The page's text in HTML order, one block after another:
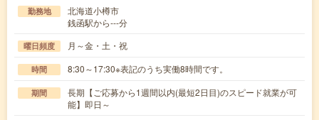
勤務地
北海道小樽市
銭函駅から---分
曜日頻度 月～金・土・祝
時間 8:30～17:30※表記のうち実働8時間です。
期間
長期【ご応募から1週間以内(最短2日目)のスピード就業が可
能】即日～